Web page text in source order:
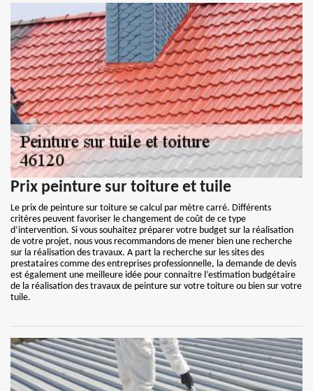
Prix peinture sur toiture et tuile
Le prix de peinture sur toiture se calcul par mètre carré. Différents
critères peuvent favoriser le changement de coût de ce type
d’intervention. Si vous souhaitez préparer votre budget sur la réalisation
de votre projet, nous vous recommandons de mener bien une recherche
sur la réalisation des travaux. A part la recherche sur les sites des
prestataires comme des entreprises professionnelle, la demande de devis
est également une meilleure idée pour connaitre l’estimation budgétaire
de la réalisation des travaux de peinture sur votre toiture ou bien sur votre
tuile.